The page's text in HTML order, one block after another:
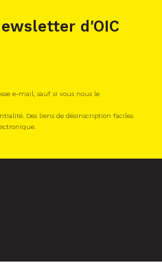
d'OIC
e-mail, sauf si vous nous le
Des liens de désinscription faciles